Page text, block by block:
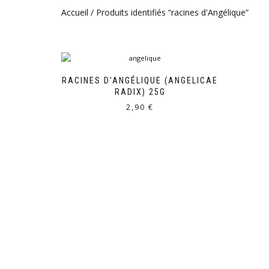
Accueil / Produits identifiés “racines d'Angélique”
RACINES D’ANGÉLIQUE (ANGELICAE
RADIX) 25G
2,90€